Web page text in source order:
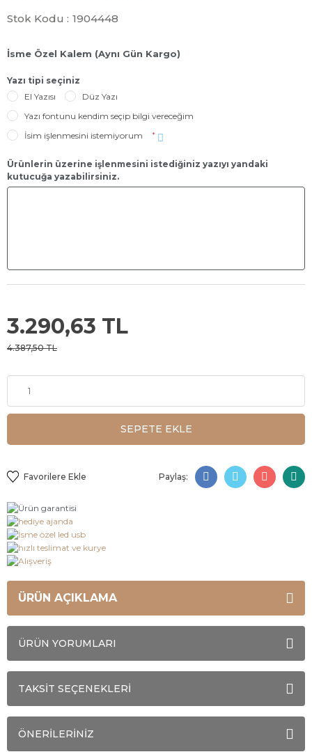
Stok Kodu : 1904448
İsme Özel Kalem (Aynı Gün Kargo)
Yazı tipi seçiniz
El Yazısı
Düz Yazı
Yazı fontunu kendim seçip bilgi vereceğim
İsim işlenmesini istemiyorum
*
Ürünlerin üzerine işlenmesini istediğiniz yazıyı yandaki
kutucuğa yazabilirsiniz.
3.290,63 TL
4.387,50 TL
SEPETE EKLE
Paylaş:
ÜRÜN AÇIKLAMA
ÜRÜN YORUMLARI
TAKSİT SEÇENEKLERİ
ÖNERİLERİNİZ